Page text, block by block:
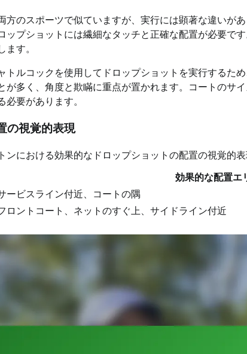
方のスポーツで似ていますが、実行には顕著な違いが
ップショットには繊細なタッチと正確な配置が必要で
す。
トルコックを使用してドロップショットを実行するた
が多く、角度と欺瞞に重点が置かれます。コートのサ
要があります。
の視覚的表現
ンにおける効果的なドロップショットの配置の視覚的表
効果的な配置エ
ービスライン付近、コートの隅
ロントコート、ネットのすぐ上、サイドライン付近